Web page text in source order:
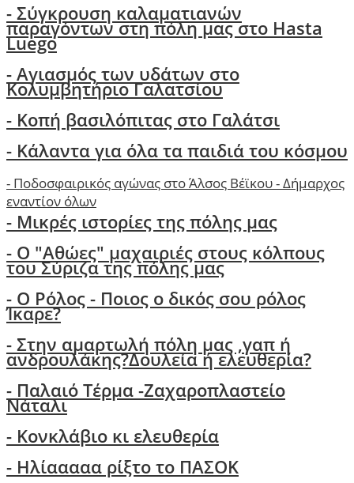
-Σύγκρουση καλαματιανών
παραγόντων στη πόλη μας στο Hasta
Luego
- Αγιασμός των υδάτων στο
Κολυμβητήριο Γαλατσίου
- Κοπή βασιλόπιτας στο Γαλάτσι
- Κάλαντα για όλα τα παιδιά του κόσμου
- Ποδοσφαιρικός αγώνας στο Άλσος Βέϊκου - Δήμαρχος
εναντίον όλων
- Μικρές ιστορίες της πόλης μας
- Ο "Αθώες" μαχαιριές στους κόλπους
του Σύριζα της πόλης μας
- Ο Ρόλος - Ποιος ο δικός σου ρόλος
Ίκαρε?
- Στην αμαρτωλή πόλη μας ,γαπ ή
ανδρουλάκης?Δουλεία ή ελευθερία?
- Παλαιό Τέρμα -Ζαχαροπλαστείο
Νάταλι
- Κονκλάβιο κι ελευθερία
- Ηλίααααα ρίξτο το ΠΑΣΟΚ